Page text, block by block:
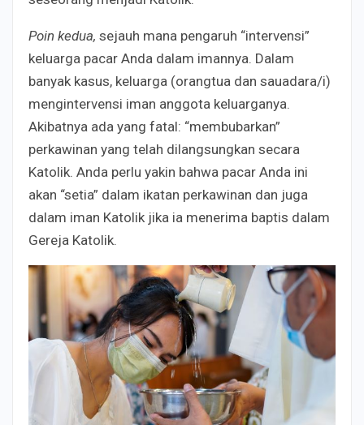
Poin kedua, sejauh mana pengaruh “intervensi”
keluarga pacar Anda dalam imannya. Dalam
banyak kasus, keluarga (orangtua dan sauadara/i)
mengintervensi iman anggota keluarganya.
Akibatnya ada yang fatal: “membubarkan”
perkawinan yang telah dilangsungkan secara
Katolik. Anda perlu yakin bahwa pacar Anda ini
akan “setia” dalam ikatan perkawinan dan juga
dalam iman Katolik jika ia menerima baptis dalam
Gereja Katolik.